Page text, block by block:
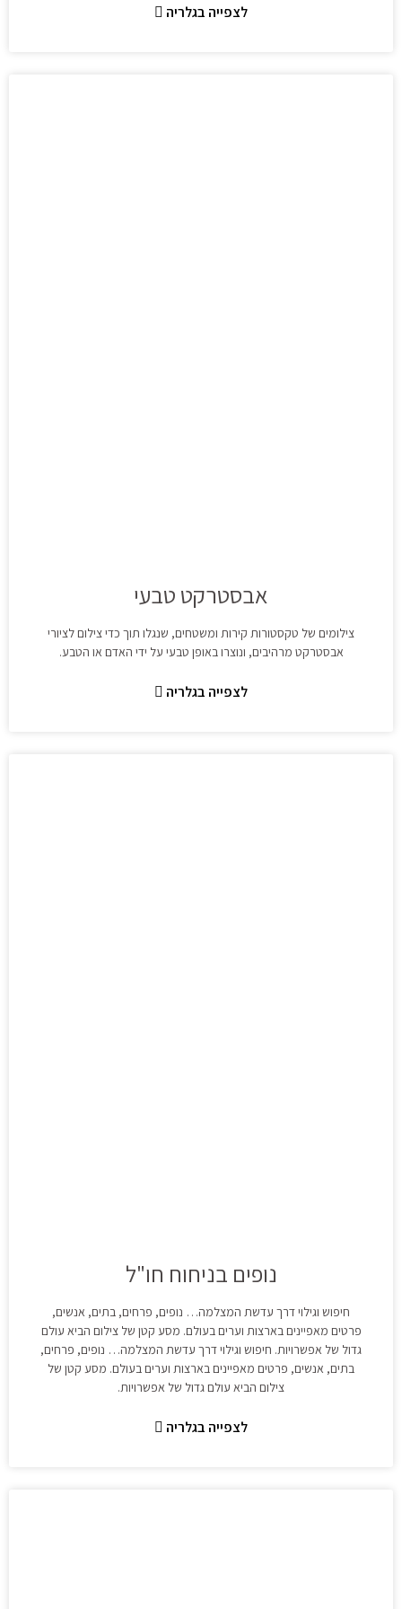
לצפייה בגלריה
אבסטרקט טבעי
צילומים של טקסטורות קירות ומשטחים, שנגלו תוך כדי צילום לציורי
אבסטרקט מרהיבים, ונוצרו באופן טבעי על ידי האדם או הטבע.
לצפייה בגלריה
נופים בניחוח חו"ל
חיפוש וגילוי דרך עדשת המצלמה… נופים, פרחים, בתים, אנשים,
פרטים מאפיינים בארצות וערים בעולם. מסע קטן של צילום הביא עולם
גדול של אפשרויות. חיפוש וגילוי דרך עדשת המצלמה… נופים, פרחים,
בתים, אנשים, פרטים מאפיינים בארצות וערים בעולם. מסע קטן של
צילום הביא עולם גדול של אפשרויות.
לצפייה בגלריה